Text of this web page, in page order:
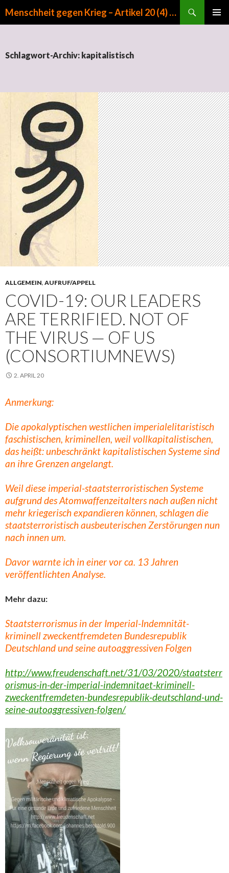
Menschheit gegen Krieg – Artikel 20 (4) GG
Schlagwort-Archiv: kapitalistisch
ALLGEMEIN, AUFRUF/APPELL
COVID-19: OUR LEADERS
ARE TERRIFIED. NOT OF
THE VIRUS — OF US
(CONSORTIUMNEWS)
2. APRIL 20
Anmerkung:
Die apokalyptischen westlichen imperialelitaristisch
faschistischen, kriminellen, weil vollkapitalistischen,
das heißt: unbeschränkt kapitalistischen Systeme sind
an ihre Grenzen angelangt.
Weil diese imperial-staatsterroristischen Systeme
aufgrund des Atomwaffenzeitalters nach außen nicht
mehr kriegerisch expandieren können, schlagen die
staatsterroristisch ausbeuterischen Zerstörungen nun
nach innen um.
Davor warnte ich in einer vor ca. 13 Jahren
veröffentlichten Analyse.
Mehr dazu:
Staatsterrorismus in der Imperial-Indemnität-
kriminell zweckentfremdeten Bundesrepublik
Deutschland und seine autoaggressiven Folgen
http://www.freudenschaft.net/31/03/2020/staatsterr
orismus-in-der-imperial-indemnitaet-kriminell-
zweckentfremdeten-bundesrepublik-deutschland-und-
seine-autoaggressiven-folgen/